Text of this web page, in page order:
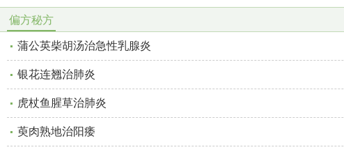
偏方秘方
蒲公英柴胡汤治急性乳腺炎
银花连翘治肺炎
虎杖鱼腥草治肺炎
萸肉熟地治阳痿